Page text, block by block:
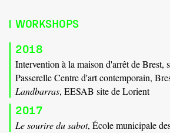
WORKSHOPS
2018
Intervention à la maison d'arrêt de Brest,
Passerelle Centre d'art contemporain,
Landbarras, EESAB site de Lorient
2017
Le sourire du sabot, École municipale